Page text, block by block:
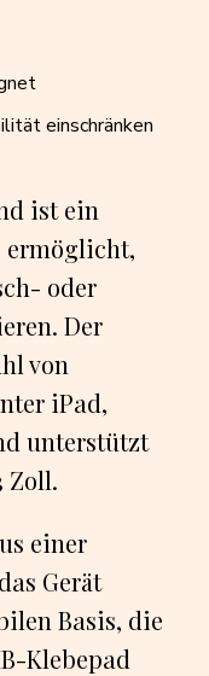
ist ein
ermöglicht,
oder
Der
von
iPad,
unterstützt
Zoll.
einer
Gerät
Basis, die
Klebepad
einschränken